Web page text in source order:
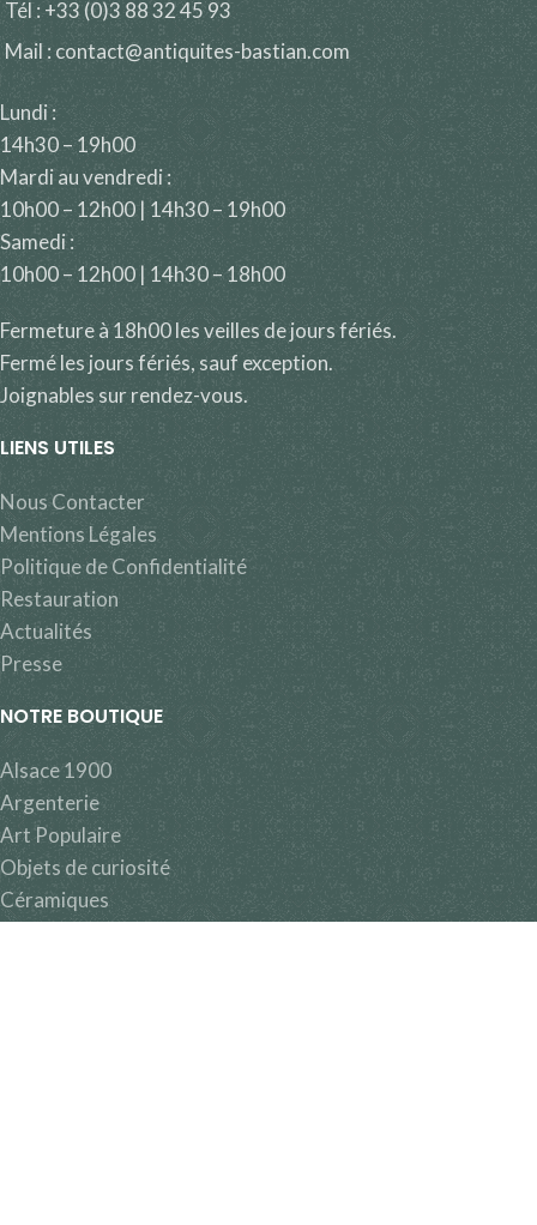
Tél : +33 (0)3 88 32 45 93
Mail : contact@antiquites-bastian.com
Lundi :
14h30 – 19h00
Mardi au vendredi :
10h00 – 12h00 | 14h30 – 19h00
Samedi :
10h00 – 12h00 | 14h30 – 18h00
Fermeture à 18h00 les veilles de jours fériés.
Fermé les jours fériés, sauf exception.
Joignables sur rendez-vous.
LIENS UTILES
Nous Contacter
Mentions Légales
Politique de Confidentialité
Restauration
Actualités
Presse
NOTRE BOUTIQUE
Alsace 1900
Argenterie
Art Populaire
Objets de curiosité
Céramiques